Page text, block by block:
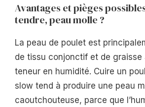
Avantages et pièges
tendre, peau molle ?
La peau de poulet est
de tissu conjonctif et de
teneur en humidité. Cuire un
slow tend à produire une peau
caoutchouteuse, parce que